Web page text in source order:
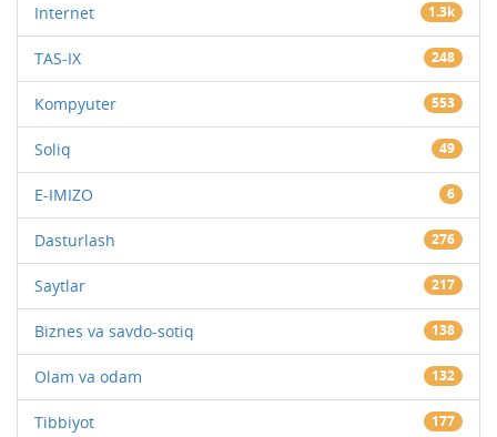
Internet 1.3k
TAS-IX 248
Kompyuter 553
Soliq 49
E-IMIZO 6
Dasturlash 276
Saytlar 217
Biznes va savdo-sotiq 138
Olam va odam 132
Tibbiyot 177